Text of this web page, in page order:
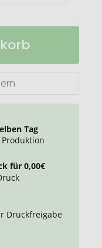
Tag
für 0,00€
Druckfreigabe